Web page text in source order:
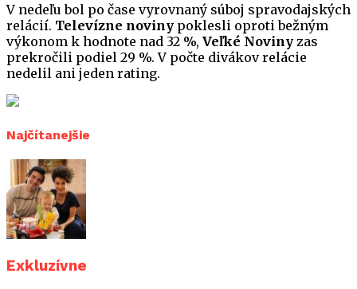
V nedeľu bol po čase vyrovnaný súboj spravodajských
relácií. Televízne noviny poklesli oproti bežným
výkonom k hodnote nad 32 %, Veľké Noviny zas
prekročili podiel 29 %. V počte divákov relácie
nedelil ani jeden rating.
Najčítanejšie
Exkluzívne